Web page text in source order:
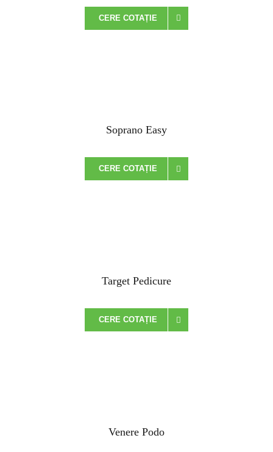
CERE COTAȚIE
Soprano Easy
CERE COTAȚIE
Target Pedicure
CERE COTAȚIE
Venere Podo